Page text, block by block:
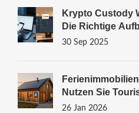
Krypto Custody
Die Richtige
30 Sep 2025
Nutzen Sie
Ihre Rendite
26 Jan 2026